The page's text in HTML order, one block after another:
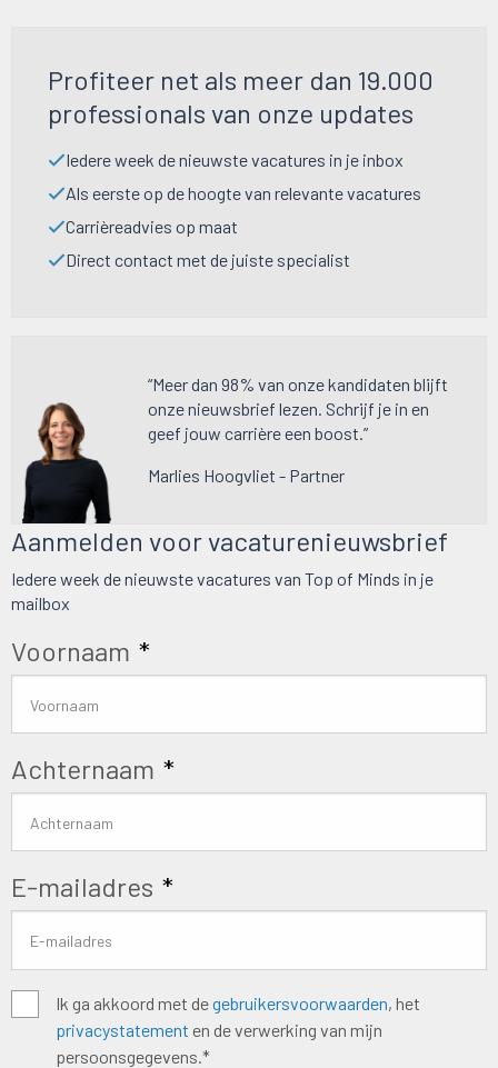
Profiteer net als meer dan 19.000
professionals van onze updates
Iedere week de nieuwste vacatures in je inbox
Als eerste op de hoogte van relevante vacatures
Carrièreadvies op maat
Direct contact met de juiste specialist
“Meer dan 98% van onze kandidaten blijft
onze nieuwsbrief lezen. Schrijf je in en
geef jouw carrière een boost.”
Marlies Hoogvliet - Partner
Aanmelden voor vacaturenieuwsbrief
Iedere week de nieuwste vacatures van Top of Minds in je
mailbox
Voornaam *
Achternaam *
E-mailadres *
Algemene
voorwaarden *
Ik ga akkoord met degebruikersvoorwaarden, het
privacystatement en de verwerking van mijn
persoonsgegevens.*